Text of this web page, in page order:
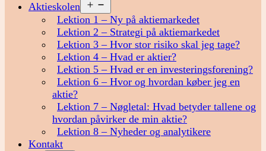
Aktieskolen
menu
Lektion 1 – Ny på aktiemarkedet
Lektion 2 – Strategi på aktiemarkedet
Lektion 3 – Hvor stor risiko skal jeg tage?
Lektion 4 – Hvad er aktier?
Lektion 5 – Hvad er en investeringsforening?
Lektion 6 – Hvor og hvordan køber jeg en
aktie?
Lektion 7 – Nøgletal: Hvad betyder tallene og
hvordan påvirker de min aktie?
Lektion 8 – Nyheder og analytikere
Kontakt